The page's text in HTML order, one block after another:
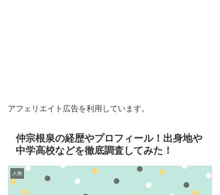
アフェリエイト広告を利用しています。
仲宗根泉の経歴やプロフィール！出身地や
中学高校などを徹底調査してみた！
人物